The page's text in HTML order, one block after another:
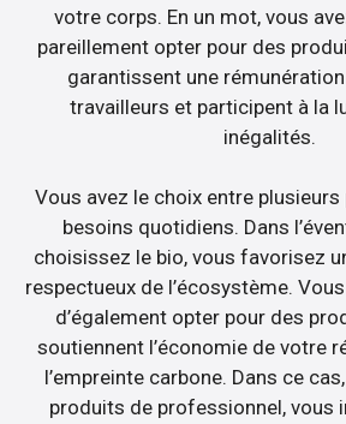
votre corps. En un mot, vous
pareillement opter pour des
garantissent une
travailleurs et participent à la
inégalités.
Vous avez le choix entre
besoins quotidiens. Dans
choisissez le bio, vous favorisez
respectueux de l’écosystème.
d’également opter pour des
soutiennent l’économie de votre
l’empreinte carbone. Dans ce
produits de professionnel, vous